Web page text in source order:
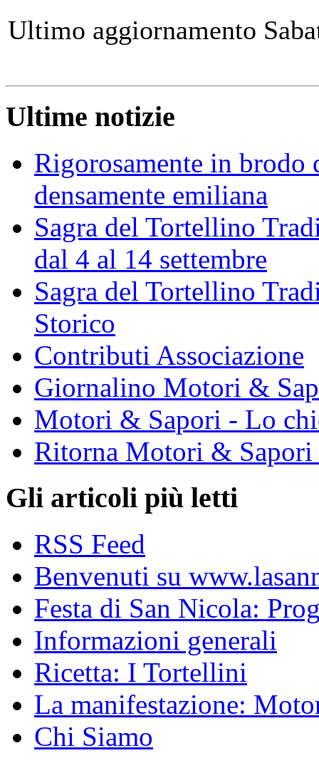
Ultimo aggiornamento
Ultime notizie
Rigorosamente in brodo
densamente emiliana
Sagra del Tortellino
dal 4 al 14 settembre
Sagra del Tortellino
Storico
Contributi Associazione
Giornalino Motori &
Motori & Sapori - Lo
Ritorna Motori & Sapori
Gli articoli più letti
RSS Feed
Benvenuti su
Festa di San Nicola:
Informazioni generali
Ricetta: I Tortellini
La manifestazione:
Chi Siamo